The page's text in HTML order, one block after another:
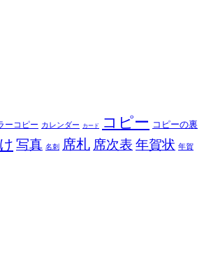
ーコピー カレンダー カード コピー コピーの裏
写真 名刺 席札 席次表 年賀状 年賀